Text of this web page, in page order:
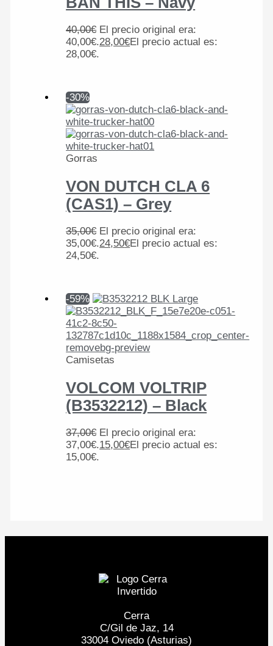
40,00€ El precio original era:
40,00€.28,00€El precio actual es:
28,00€.
-30%
Gorras
VON DUTCH CLA 6
(CAS1) – Grey
35,00€ El precio original era:
35,00€.24,50€El precio actual es:
24,50€.
-59%
Camisetas
VOLCOM VOLTRIP
(B3532212) – Black
37,00€ El precio original era:
37,00€.15,00€El precio actual es:
15,00€.
Cerra
C/Gil de Jaz, 14
33004 Oviedo (Asturias)